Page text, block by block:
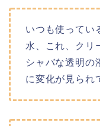
いつも使ってい
水、これ、クリ
シャバな透明の
に変化が見られ